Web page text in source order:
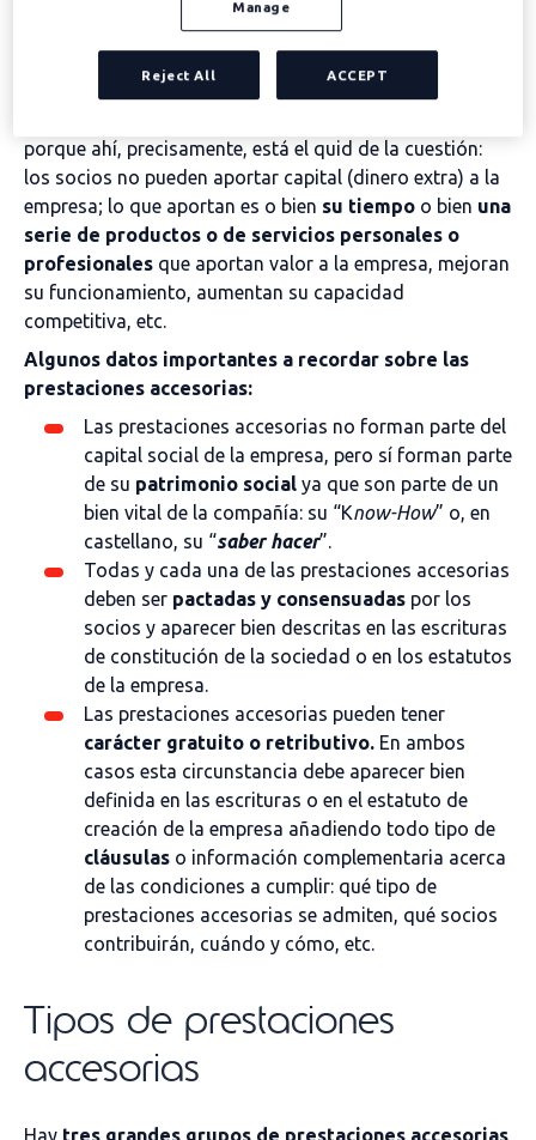
Las prestaciones accesoriasson aportaciones no
una sociedad limitada o anónima. En esta definición es
porque ahí, precisamente, está el quid de la cuestión:
los socios no pueden aportar capital (dinero extra) a la
empresa; lo que aportan es o bien su tiempo o bien una
serie de productos o de servicios personales o
profesionales que aportan valor a la empresa, mejoran
su funcionamiento, aumentan su capacidad
competitiva, etc.
Algunos datos importantes a recordar sobre las
prestaciones accesorias:
Las prestaciones accesorias no forman parte del
capital social de la empresa, pero sí forman parte
de su patrimonio social ya que son parte de un
bien vital de la compañía: su “Know-How” o, en
castellano, su “saber hacer”.
Todas y cada una de las prestaciones accesorias
deben ser pactadas y consensuadas por los
socios y aparecer bien descritas en las escrituras
de constitución de la sociedad o en los estatutos
de la empresa.
Las prestaciones accesorias pueden tener
carácter gratuito o retributivo. En ambos
casos esta circunstancia debe aparecer bien
definida en las escrituras o en el estatuto de
creación de la empresa añadiendo todo tipo de
cláusulas o información complementaria acerca
de las condiciones a cumplir: qué tipo de
prestaciones accesorias se admiten, qué socios
contribuirán, cuándo y cómo, etc.
Tipos de prestaciones
accesorias
Hay tres grandes grupos de prestaciones accesorias
Manage
Reject All ACCEPT